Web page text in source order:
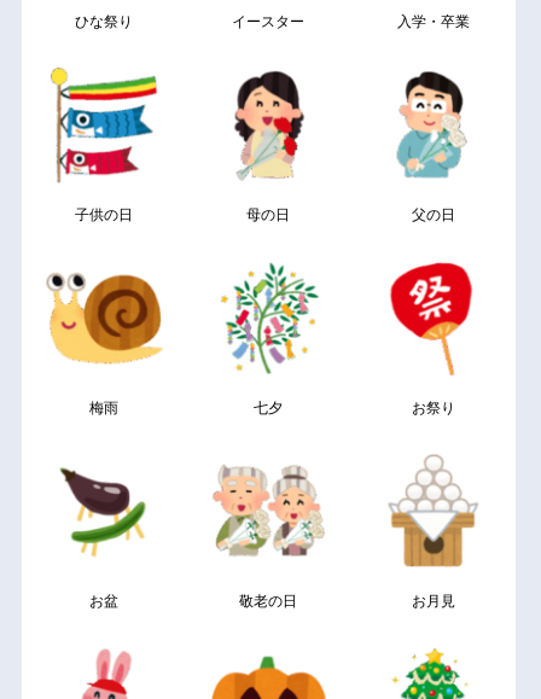
ひな祭り イースター 入学・卒業
子供の日 母の日 父の日
梅雨 七夕 お祭り
お盆 敬老の日 お月見